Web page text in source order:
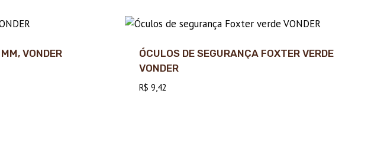
VONDER
ÓCULOS DE SEGURANÇA FOXTER VERDE
VONDER
R$ 9,42